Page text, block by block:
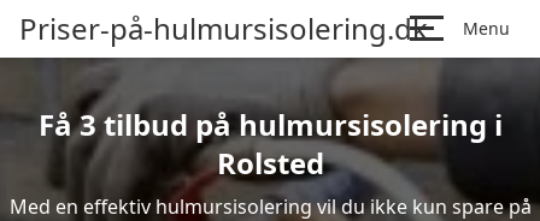
Priser-på-hulmursisolering.dk Menu
Få 3 tilbud på hulmursisolering i
Rolsted
Med en effektiv hulmursisolering vil du ikke kun spare på